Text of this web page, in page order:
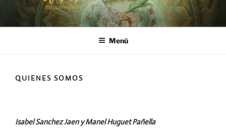
Menú
QUIENES SOMOS
Isabel Sanchez Jaen y Manel Huguet Pañella